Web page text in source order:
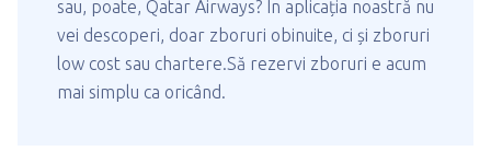
sau, poate, Qatar Airways? În aplicația noastră nu
vei descoperi, doar zboruri obinuite, ci și zboruri
low cost sau chartere.Să rezervi zboruri e acum
mai simplu ca oricând.